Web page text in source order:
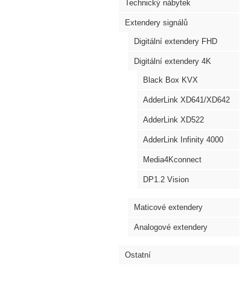
Technický nábytek
Extendery signálů
Digitální extendery FHD
Digitální extendery 4K
Black Box KVX
AdderLink XD641/XD642
AdderLink XD522
AdderLink Infinity 4000
Media4Kconnect
DP1.2 Vision
Maticové extendery
Analogové extendery
Ostatní